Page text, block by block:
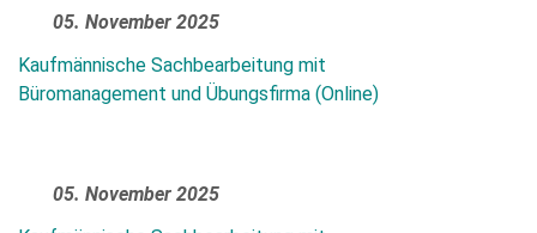
05. November 2025
Kaufmännische Sachbearbeitung mit
Büromanagement und Übungsfirma (Online)
05. November 2025